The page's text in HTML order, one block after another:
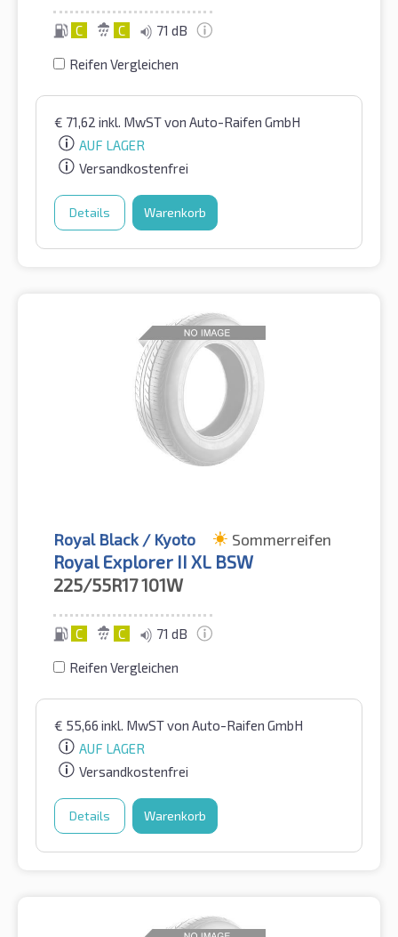
C C 71 dB
Reifen Vergleichen
€ 71,62 inkl. MwSTvon Auto-Raifen GmbH
AUF LAGER
Versandkostenfrei
Details Warenkorb
Royal Black / Kyoto Sommerreifen
Royal Explorer II XL BSW
225/55R17101W
C C 71 dB
Reifen Vergleichen
€ 55,66 inkl. MwSTvon Auto-Raifen GmbH
AUF LAGER
Versandkostenfrei
Details Warenkorb